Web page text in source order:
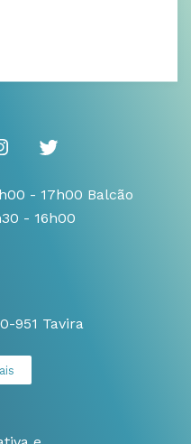
- 17h00 Balcão
- 16h00
951 Tavira